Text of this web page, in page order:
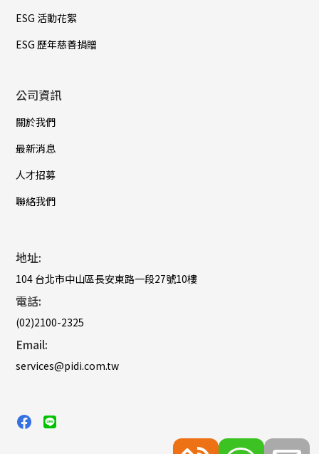
ESG 活動花絮
ESG 歷年慈善捐贈
公司資訊
關於我們
最新消息
人才招募
聯絡我們
地址:
104 台北市中山區長安東路一段27號10樓
電話:
(02)2100-2325
Email:
services@pidi.com.tw